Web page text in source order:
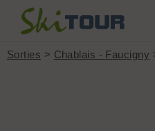
Sorties > Chablais - Faucigny